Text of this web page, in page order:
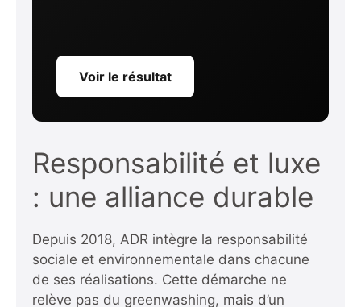
Voir le résultat
Responsabilité et luxe
: une alliance durable
Depuis 2018, ADR intègre la responsabilité
sociale et environnementale dans chacune
de ses réalisations. Cette démarche ne
relève pas du greenwashing, mais d’un